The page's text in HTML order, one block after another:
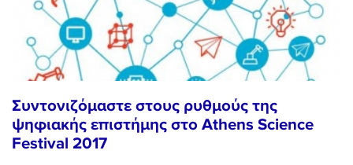
Συντονιζόμαστε στους ρυθμούς της
ψηφιακής επιστήμης στο Athens Science
Festival 2017